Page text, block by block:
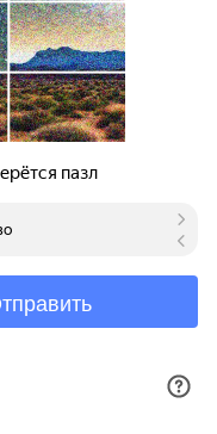
сайта
запчастей,
защищены